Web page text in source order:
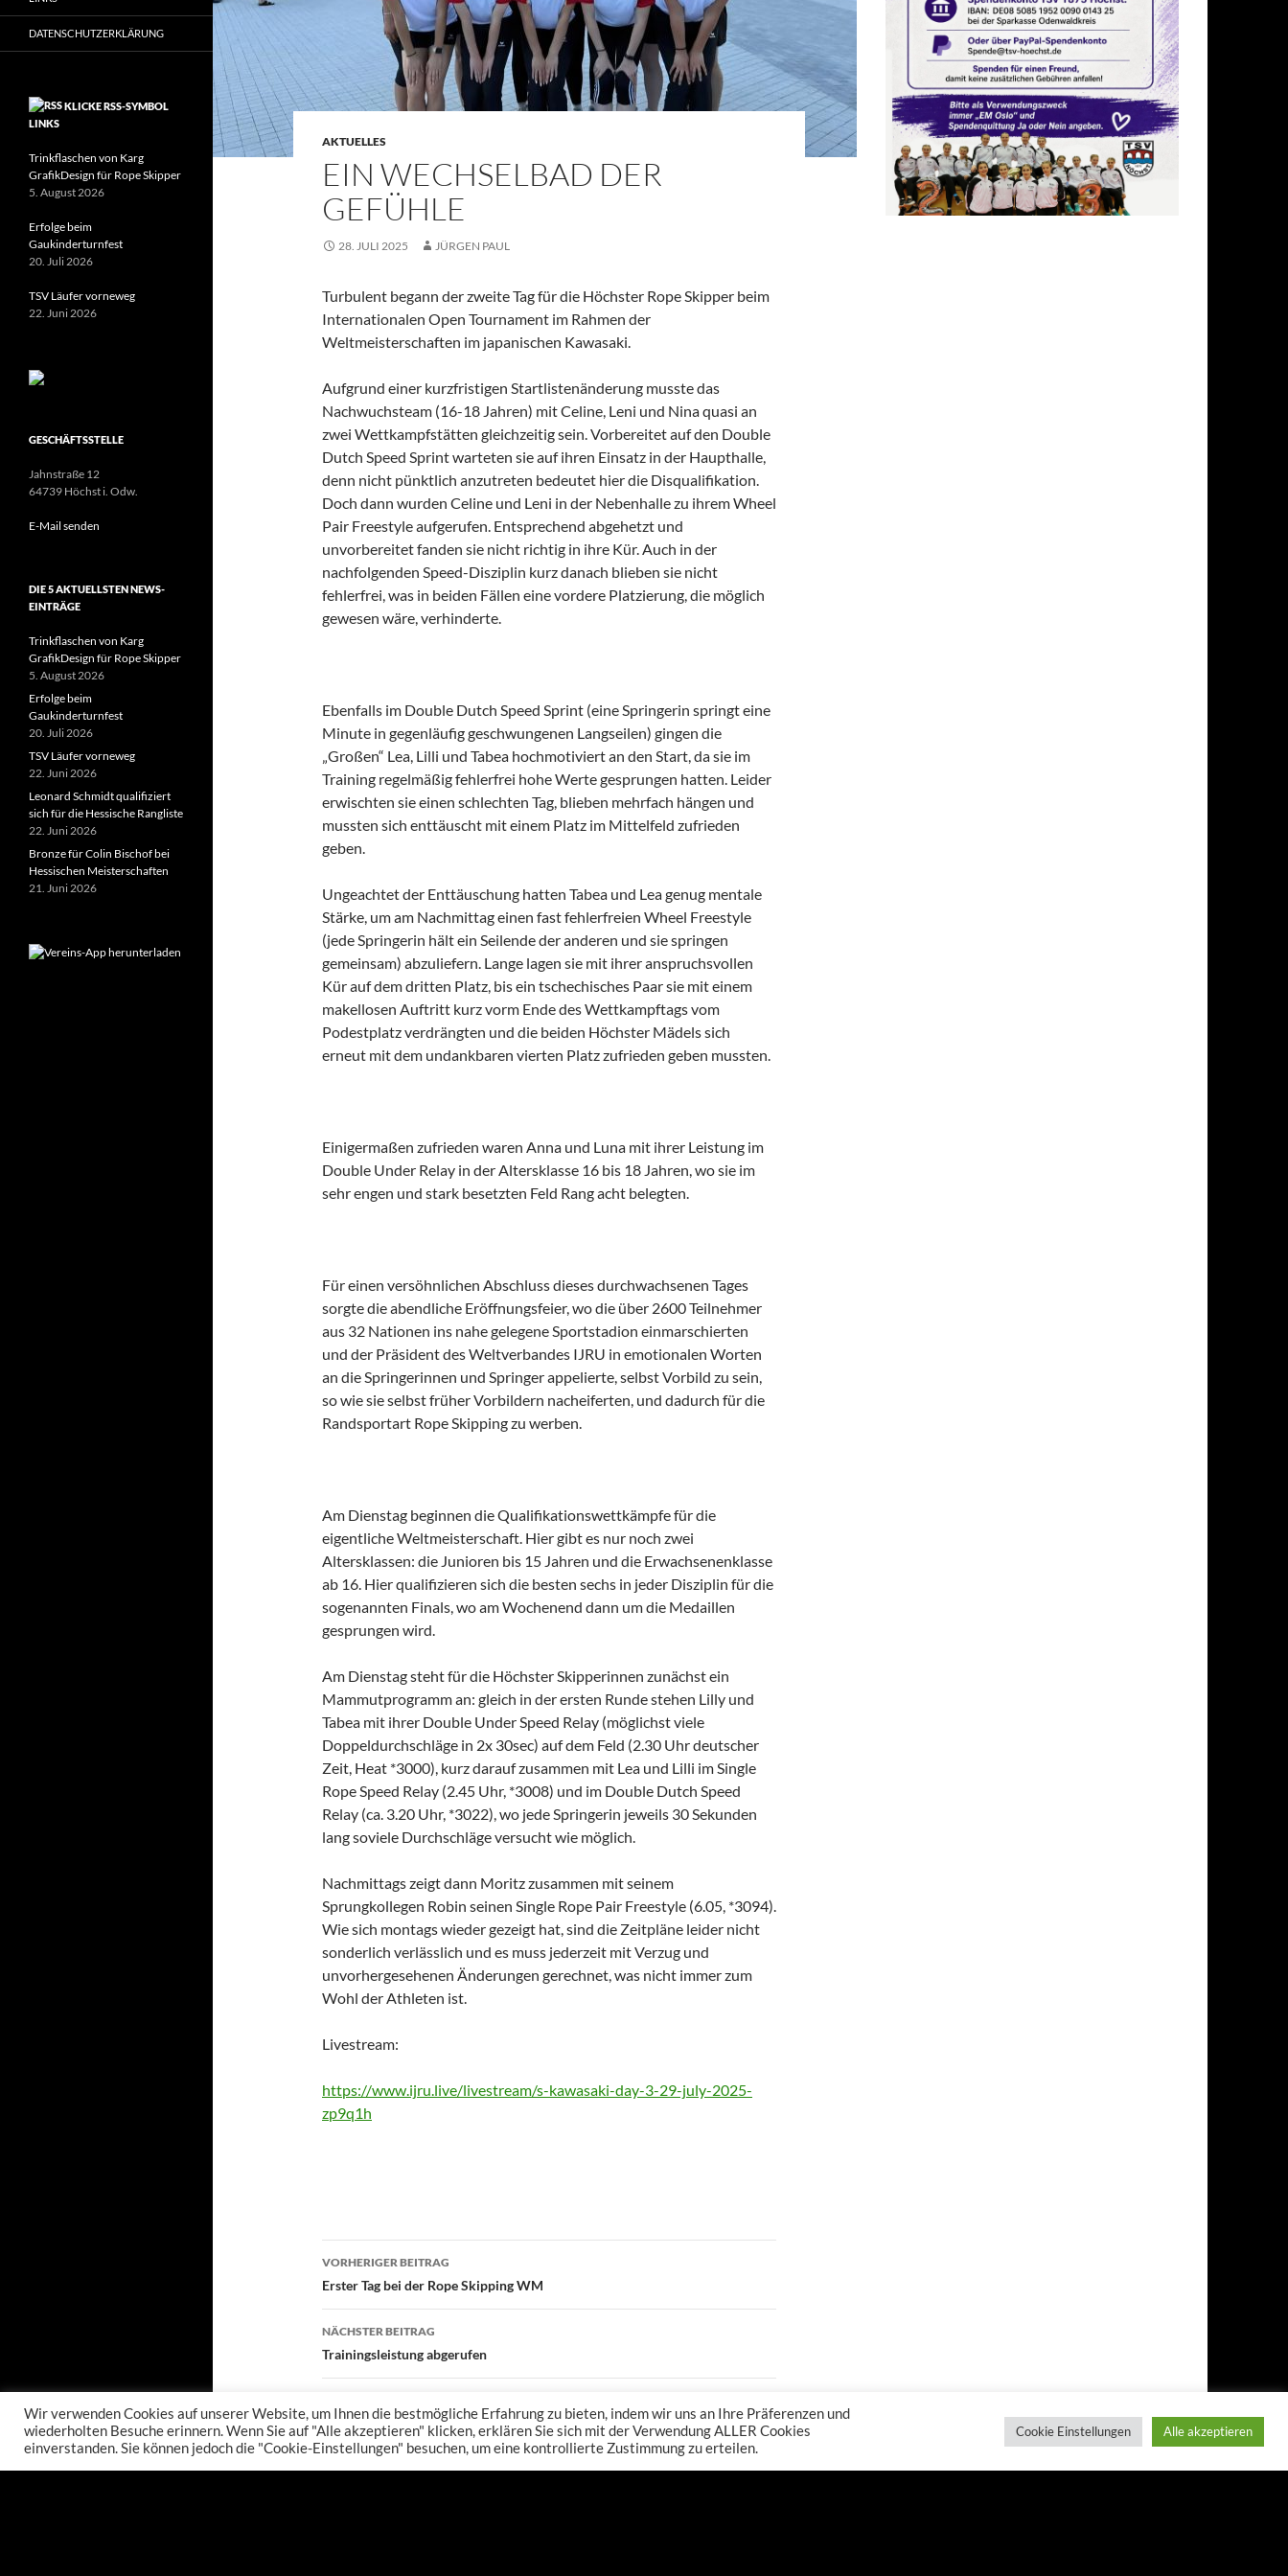
AKTUELLES
EIN WECHSELBAD DER
GEFÜHLE
28. JULI 2025 JÜRGEN PAUL
Turbulent begann der zweite Tag für die Höchster Rope Skipper beim
Internationalen Open Tournament im Rahmen der
Weltmeisterschaften im japanischen Kawasaki.
Aufgrund einer kurzfristigen Startlistenänderung musste das
Nachwuchsteam (16-18 Jahren) mit Celine, Leni und Nina quasi an
zwei Wettkampfstätten gleichzeitig sein. Vorbereitet auf den Double
Dutch Speed Sprint warteten sie auf ihren Einsatz in der Haupthalle,
denn nicht pünktlich anzutreten bedeutet hier die Disqualifikation.
Doch dann wurden Celine und Leni in der Nebenhalle zu ihrem Wheel
Pair Freestyle aufgerufen. Entsprechend abgehetzt und
unvorbereitet fanden sie nicht richtig in ihre Kür. Auch in der
nachfolgenden Speed-Disziplin kurz danach blieben sie nicht
fehlerfrei, was in beiden Fällen eine vordere Platzierung, die möglich
gewesen wäre, verhinderte.
Ebenfalls im Double Dutch Speed Sprint (eine Springerin springt eine
Minute in gegenläufig geschwungenen Langseilen) gingen die
„Großen“ Lea, Lilli und Tabea hochmotiviert an den Start, da sie im
Training regelmäßig fehlerfrei hohe Werte gesprungen hatten. Leider
erwischten sie einen schlechten Tag, blieben mehrfach hängen und
mussten sich enttäuscht mit einem Platz im Mittelfeld zufrieden
geben.
Ungeachtet der Enttäuschung hatten Tabea und Lea genug mentale
Stärke, um am Nachmittag einen fast fehlerfreien Wheel Freestyle
(jede Springerin hält ein Seilende der anderen und sie springen
gemeinsam) abzuliefern. Lange lagen sie mit ihrer anspruchsvollen
Kür auf dem dritten Platz, bis ein tschechisches Paar sie mit einem
makellosen Auftritt kurz vorm Ende des Wettkampftags vom
Podestplatz verdrängten und die beiden Höchster Mädels sich
erneut mit dem undankbaren vierten Platz zufrieden geben mussten.
Einigermaßen zufrieden waren Anna und Luna mit ihrer Leistung im
Double Under Relay in der Altersklasse 16 bis 18 Jahren, wo sie im
sehr engen und stark besetzten Feld Rang acht belegten.
Für einen versöhnlichen Abschluss dieses durchwachsenen Tages
sorgte die abendliche Eröffnungsfeier, wo die über 2600 Teilnehmer
aus 32 Nationen ins nahe gelegene Sportstadion einmarschierten
und der Präsident des Weltverbandes IJRU in emotionalen Worten
an die Springerinnen und Springer appelierte, selbst Vorbild zu sein,
so wie sie selbst früher Vorbildern nacheiferten, und dadurch für die
Randsportart Rope Skipping zu werben.
Am Dienstag beginnen die Qualifikationswettkämpfe für die
eigentliche Weltmeisterschaft. Hier gibt es nur noch zwei
Altersklassen: die Junioren bis 15 Jahren und die Erwachsenenklasse
ab 16. Hier qualifizieren sich die besten sechs in jeder Disziplin für die
sogenannten Finals, wo am Wochenend dann um die Medaillen
gesprungen wird.
Am Dienstag steht für die Höchster Skipperinnen zunächst ein
Mammutprogramm an: gleich in der ersten Runde stehen Lilly und
Tabea mit ihrer Double Under Speed Relay (möglichst viele
Doppeldurchschläge in 2x 30sec) auf dem Feld (2.30 Uhr deutscher
Zeit, Heat *3000), kurz darauf zusammen mit Lea und Lilli im Single
Rope Speed Relay (2.45 Uhr, *3008) und im Double Dutch Speed
Relay (ca. 3.20 Uhr, *3022), wo jede Springerin jeweils 30 Sekunden
lang soviele Durchschläge versucht wie möglich.
Nachmittags zeigt dann Moritz zusammen mit seinem
Sprungkollegen Robin seinen Single Rope Pair Freestyle (6.05, *3094).
Wie sich montags wieder gezeigt hat, sind die Zeitpläne leider nicht
sonderlich verlässlich und es muss jederzeit mit Verzug und
unvorhergesehenen Änderungen gerechnet, was nicht immer zum
Wohl der Athleten ist.
Livestream:
https://www.ijru.live/livestream/s-kawasaki-day-3-29-july-2025-
zp9q1h
Beitragsnavigation
VORHERIGER BEITRAG
Erster Tag bei der Rope Skipping WM
NÄCHSTER BEITRAG
Trainingsleistung abgerufen
DATENSCHUTZERKLÄRUNG
KLICKE RSS-SYMBOL
LINKS
Trinkflaschen von Karg
GrafikDesign für Rope Skipper
5. August 2026
Erfolge beim
Gaukinderturnfest
20. Juli 2026
TSV Läufer vorneweg
22. Juni 2026
GESCHÄFTSSTELLE
Jahnstraße 12
64739 Höchst i. Odw.
E-Mail senden
DIE 5 AKTUELLSTEN NEWS-
EINTRÄGE
Trinkflaschen von Karg
GrafikDesign für Rope Skipper
5. August 2026
Erfolge beim
Gaukinderturnfest
20. Juli 2026
TSV Läufer vorneweg
22. Juni 2026
Leonard Schmidt qualifiziert
sich für die Hessische Rangliste
22. Juni 2026
Bronze für Colin Bischof bei
Hessischen Meisterschaften
21. Juni 2026
Wir verwenden Cookies auf unserer Website, um Ihnen die bestmögliche Erfahrung zu bieten, indem wir uns an Ihre Präferenzen und
wiederholten Besuche erinnern. Wenn Sie auf "Alle akzeptieren" klicken, erklären Sie sich mit der Verwendung ALLER Cookies
einverstanden. Sie können jedoch die "Cookie-Einstellungen" besuchen, um eine kontrollierte Zustimmung zu erteilen.
Cookie Einstellungen Alle akzeptieren